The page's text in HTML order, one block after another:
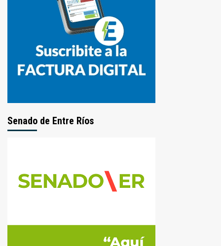
Senado de Entre Ríos